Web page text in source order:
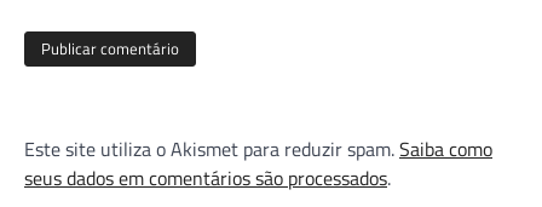
Este site utiliza o Akismet para reduzir spam.Saiba como
seus dados em comentários são processados.